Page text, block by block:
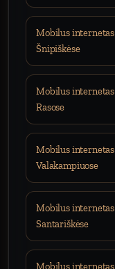
Mobilus internetas
Šnipiškėse
Mobilus internetas
Rasose
Mobilus internetas
Valakampiuose
Mobilus internetas
Santariškėse
Mobilus internetas